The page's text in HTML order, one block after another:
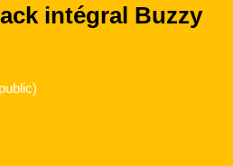
intégral Buzzy